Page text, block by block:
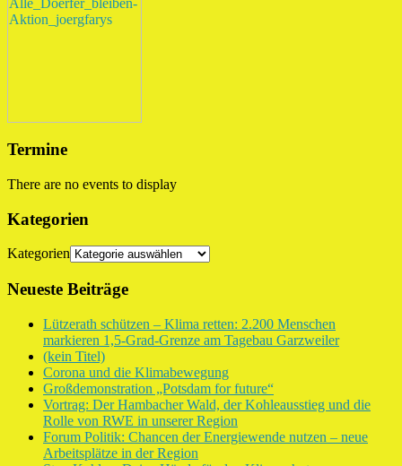
Termine
There are no events to display
Kategorien
Kategorien
Neueste Beiträge
Lützerath schützen – Klima retten: 2.200 Menschen
markieren 1,5-Grad-Grenze am Tagebau Garzweiler
(kein Titel)
Corona und die Klimabewegung
Großdemonstration „Potsdam for future“
Vortrag: Der Hambacher Wald, der Kohleausstieg und die
Rolle von RWE in unserer Region
Forum Politik: Chancen der Energiewende nutzen – neue
Arbeitsplätze in der Region